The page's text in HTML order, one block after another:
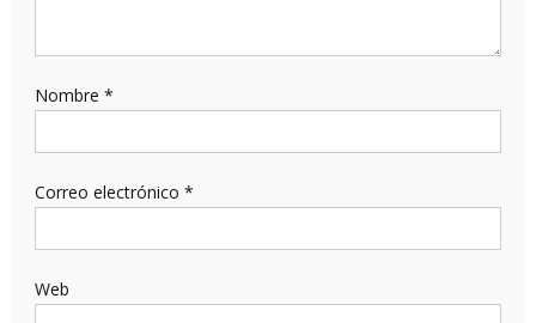
Nombre *
Correo electrónico *
Web